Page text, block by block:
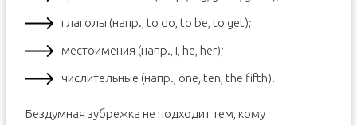
глаголы (напр., to do, to be, to get);
местоимения (напр., I, he, her);
числительные (напр., one, ten, the fifth).
Бездумная зубрежка не подходит тем, кому